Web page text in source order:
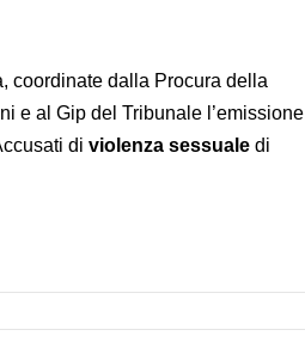
coordinate dalla Procura della
e al Gip del Tribunale l’emissione
di violenza sessuale di